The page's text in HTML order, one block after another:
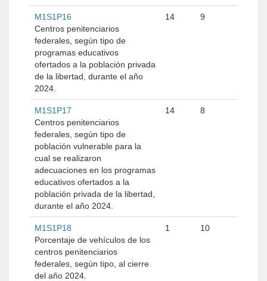
M1S1P16
Centros penitenciarios
federales, según tipo de
programas educativos
ofertados a la población privada
de la libertad, durante el año
2024.
14 9
M1S1P17
Centros penitenciarios
federales, según tipo de
población vulnerable para la
cual se realizaron
adecuaciones en los programas
educativos ofertados a la
población privada de la libertad,
durante el año 2024.
14 8
M1S1P18
Porcentaje de vehículos de los
centros penitenciarios
federales, según tipo, al cierre
del año 2024.
1 10